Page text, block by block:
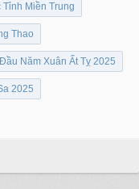
Miền Trung
Thao
Năm Xuân Ất Tỵ 2025
2025